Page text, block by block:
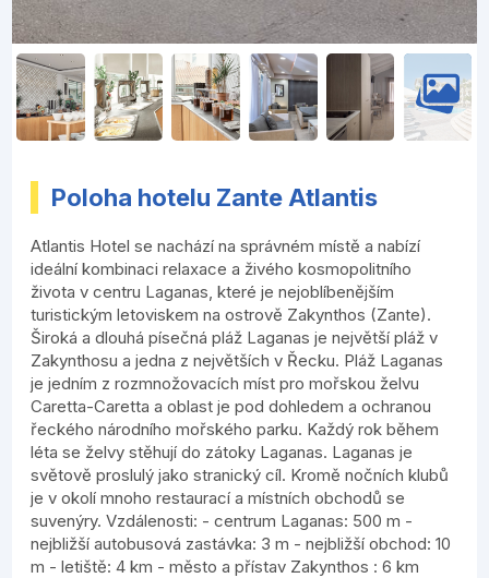
Poloha hotelu Zante Atlantis
Atlantis Hotel se nachází na správném místě a nabízí
ideální kombinaci relaxace a živého kosmopolitního
života v centru Laganas, které je nejoblíbenějším
turistickým letoviskem na ostrově Zakynthos (Zante).
Široká a dlouhá písečná pláž Laganas je největší pláž v
Zakynthosu a jedna z největších v Řecku. Pláž Laganas
je jedním z rozmnožovacích míst pro mořskou želvu
Caretta-Caretta a oblast je pod dohledem a ochranou
řeckého národního mořského parku. Každý rok během
léta se želvy stěhují do zátoky Laganas. Laganas je
světově proslulý jako stranický cíl. Kromě nočních klubů
je v okolí mnoho restaurací a místních obchodů se
suvenýry. Vzdálenosti: - centrum Laganas: 500 m -
nejbližší autobusová zastávka: 3 m - nejbližší obchod: 10
m - letiště: 4 km - město a přístav Zakynthos : 6 km